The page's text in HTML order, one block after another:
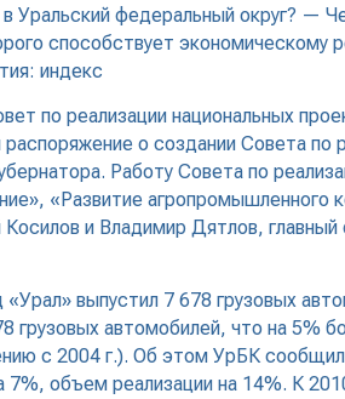
Уральский федеральный округ? —
способствует экономическому
индекс
по реализации национальных
о создании Совета
Работу Совета по
«Развитие агропромышленного
и Владимир Дятлов,
выпустил 7 678 грузовых
грузовых автомобилей, что на 5%
с 2004 г.). Об этом УрБК
объем реализации на 14%. К